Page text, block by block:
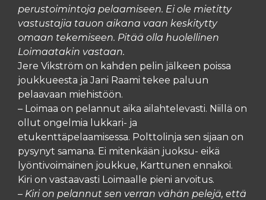
perustoimintoja pelaamiseen. Ei ole mietitty
vastustajia tauon aikana vaan keskitytty
omaan tekemiseen. Pitää olla huolellinen
Loimaatakin vastaan.
Jere Vikström on kahden pelin jälkeen poissa
joukkueesta ja Jani Raami tekee paluun
pelaavaan miehistöön.
– Loimaa on pelannut aika ailahtelevasti. Niillä on
ollut ongelmia lukkari- ja
etukenttäpelaamisessa. Polttolinja sen sijaan on
pysynyt samana. Ei mitenkään juoksu- eikä
lyöntivoimainen joukkue, Karttunen ennakoi.
Kiri on vastaavasti Loimaalle pieni arvoitus.
– Kiri on pelannut sen verran vähän pelejä, että